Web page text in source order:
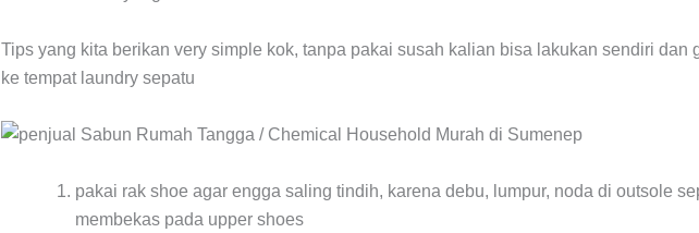
Tips yang kita berikan very simple kok, tanpa pakai susah kalian bisa lakukan sendiri dan
ke tempat laundry sepatu
pakai rak shoe agar engga saling tindih, karena debu, lumpur, noda di outsole
membekas pada upper shoes